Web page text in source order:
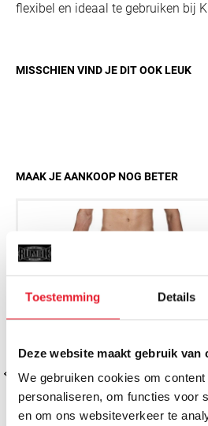
Toestemming Details
Deze website maakt gebruik van
We gebruiken cookies om
personaliseren, om functies voor
en om ons websiteverkeer te
flexibel en ideaal te gebruiken bij
MISSCHIEN VIND JE DIT OOK LEUK
MAAK JE AANKOOP NOG BETER